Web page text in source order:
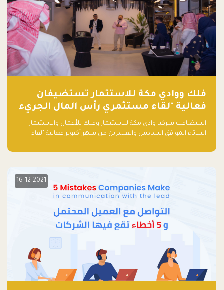
فلك ووادي مكة للاستثمار تستضيفان
فعالية "لقاء مستثمري رأس المال الجريء
في المنطقة"
استضافت شركتا وادي مكة للاستثمار وفلك للأعمال والاستثمار
الثلاثاء الموافق السادس والعشرين من شهر أكتوبر فعالية "لقاء
مشاركاً من أبرز صناديق رأس المال الجريء وممثلي المؤسسات
16-12-2021